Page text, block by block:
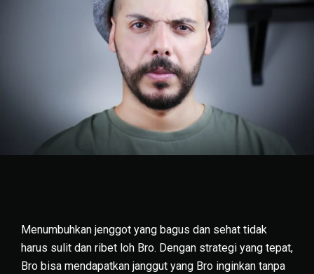
Menumbuhkan jenggot yang bagus dan sehat tidak
harus sulit dan ribet loh Bro. Dengan strategi yang tepat,
Bro bisa mendapatkan janggut yang Bro inginkan tanpa